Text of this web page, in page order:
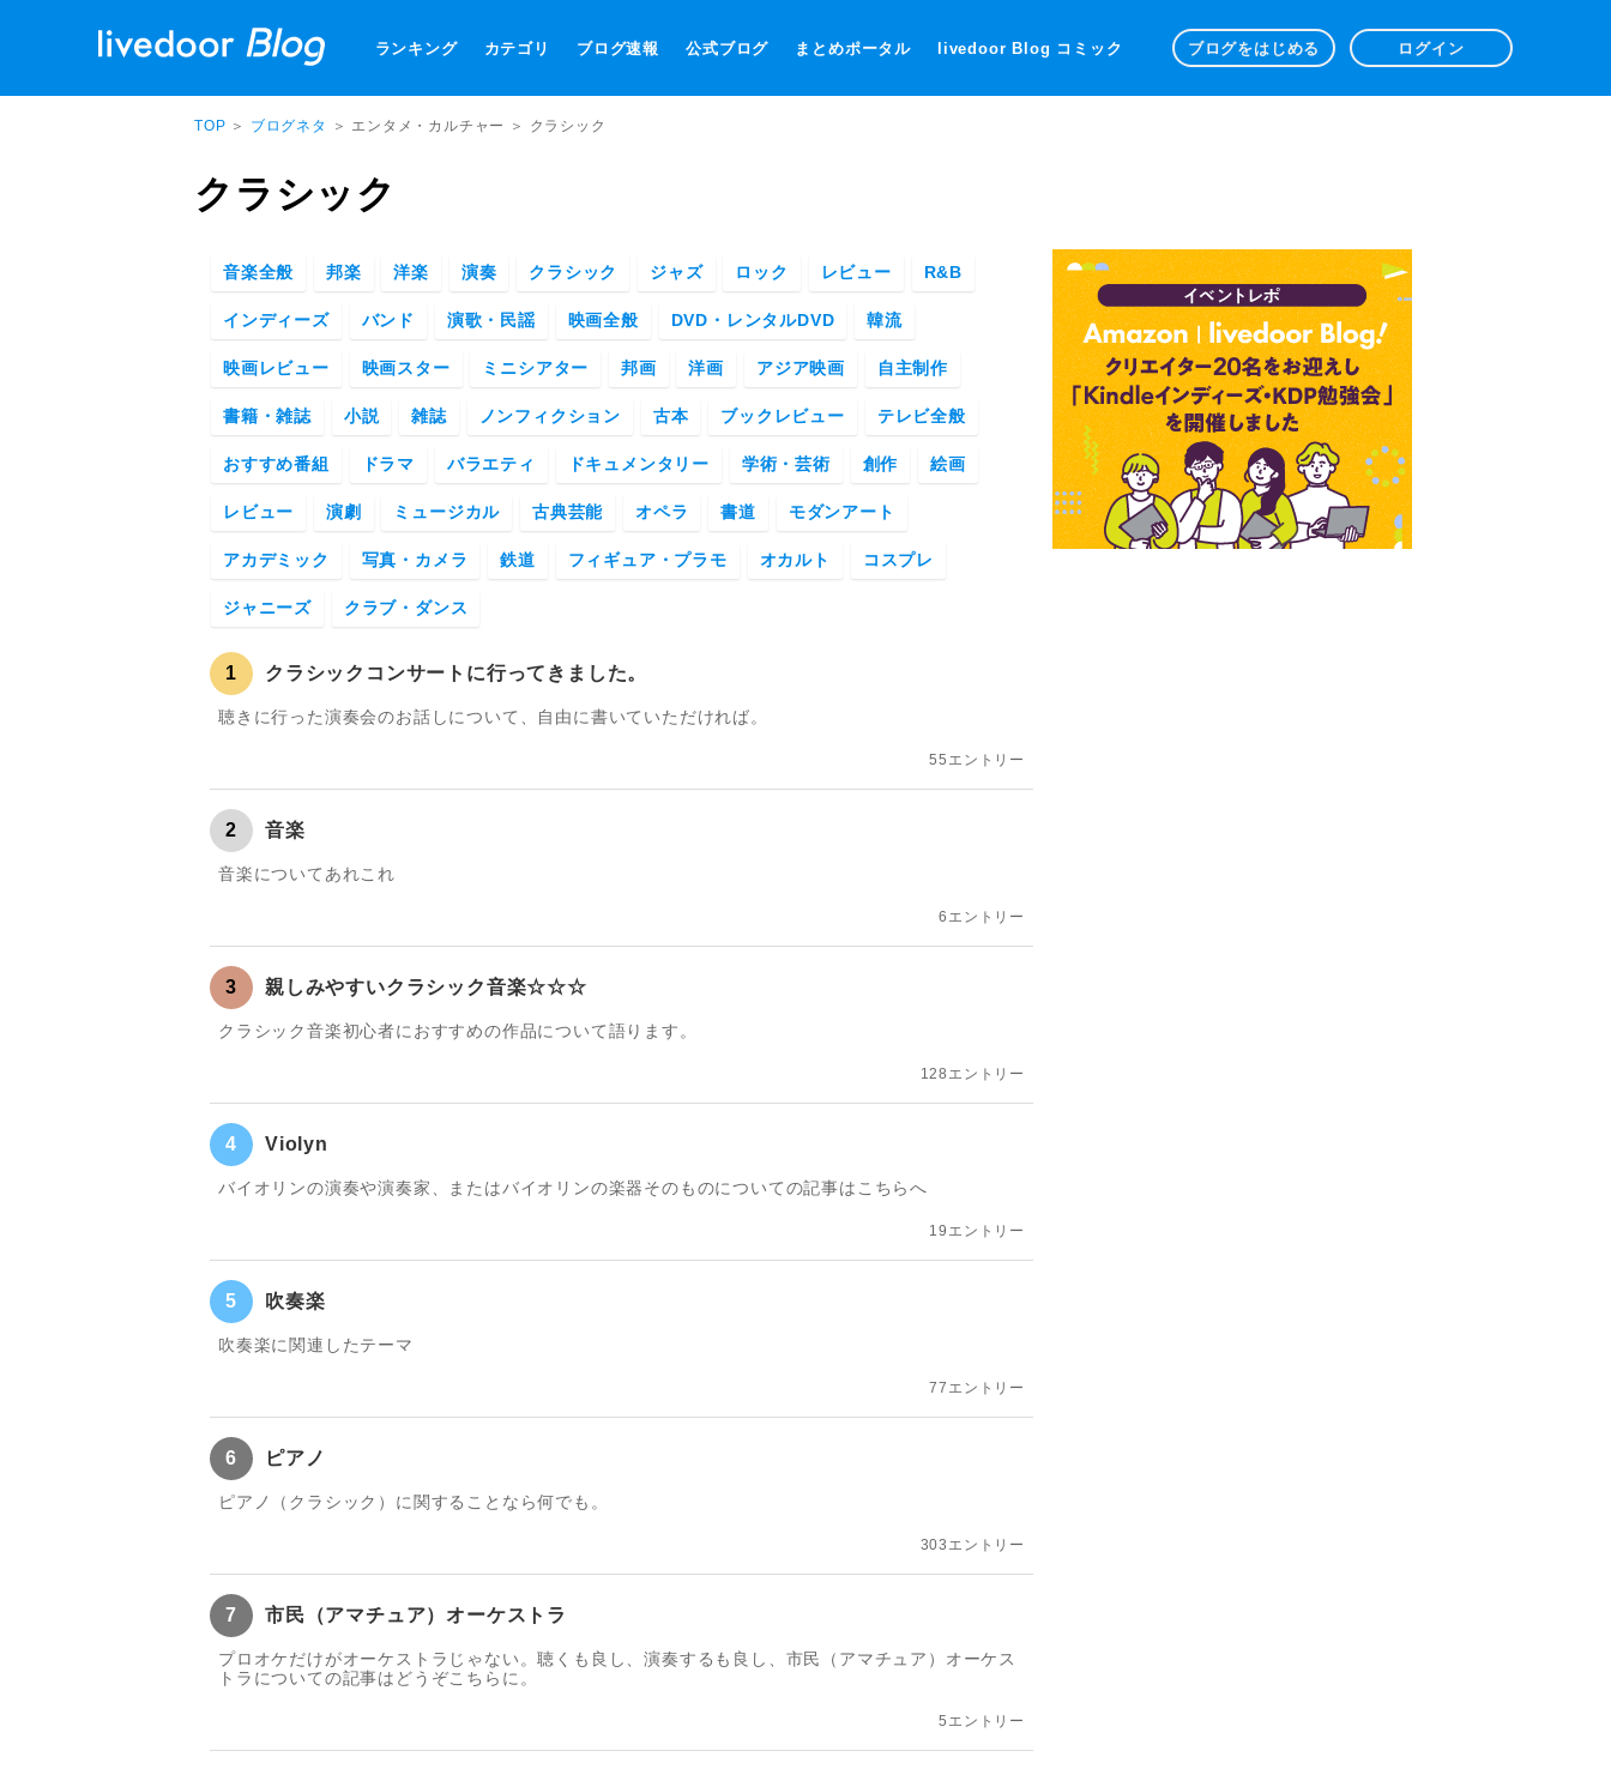
ランキング カテゴリ ブログ速報 公式ブログ まとめポータル livedoor Blog コミック ブログをはじめる ログイン
TOP ＞ ブログネタ ＞ エンタメ・カルチャー ＞ クラシック
クラシック
音楽全般 邦楽 洋楽 演奏 クラシック ジャズ ロック レビュー R&B
インディーズ バンド 演歌・民謡 映画全般 DVD・レンタルDVD 韓流
映画レビュー 映画スター ミニシアター 邦画 洋画 アジア映画 自主制作
書籍・雑誌 小説 雑誌 ノンフィクション 古本 ブックレビュー テレビ全般
おすすめ番組 ドラマ バラエティ ドキュメンタリー 学術・芸術 創作 絵画
レビュー 演劇 ミュージカル 古典芸能 オペラ 書道 モダンアート
アカデミック 写真・カメラ 鉄道 フィギュア・プラモ オカルト コスプレ
ジャニーズ クラブ・ダンス
1 クラシックコンサートに行ってきました。
聴きに行った演奏会のお話しについて、自由に書いていただければ。
55エントリー
2 音楽
音楽についてあれこれ
6エントリー
3 親しみやすいクラシック音楽☆☆☆
クラシック音楽初心者におすすめの作品について語ります。
128エントリー
4 Violyn
バイオリンの演奏や演奏家、またはバイオリンの楽器そのものについての記事はこちらへ
19エントリー
5 吹奏楽
吹奏楽に関連したテーマ
77エントリー
6 ピアノ
ピアノ（クラシック）に関することなら何でも。
303エントリー
7 市民（アマチュア）オーケストラ
プロオケだけがオーケストラじゃない。聴くも良し、演奏するも良し、市民（アマチュア）オーケス
トラについての記事はどうぞこちらに。
5エントリー